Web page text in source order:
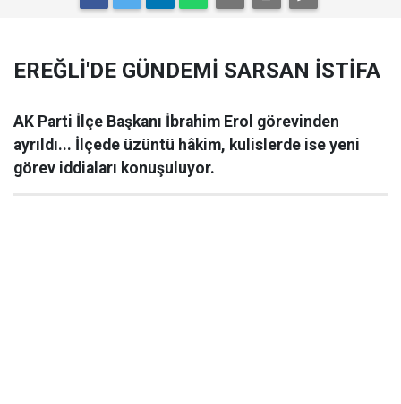
EREĞLİ'DE GÜNDEMİ SARSAN İSTİFA
AK Parti İlçe Başkanı İbrahim Erol görevinden
ayrıldı... İlçede üzüntü hâkim, kulislerde ise yeni
görev iddiaları konuşuluyor.